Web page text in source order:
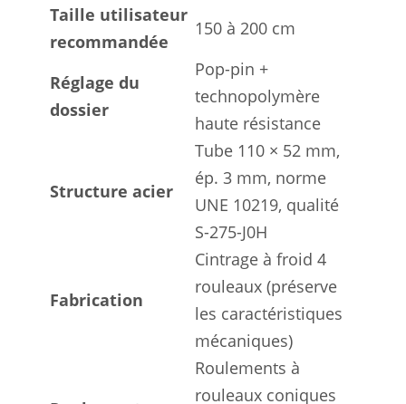
Taille utilisateur
recommandée
150 à 200 cm
Réglage du
dossier
Pop-pin +
technopolymère
haute résistance
Structure acier
Tube 110 × 52 mm,
ép. 3 mm, norme
UNE 10219, qualité
S-275-J0H
Fabrication
Cintrage à froid 4
rouleaux (préserve
les caractéristiques
mécaniques)
Roulements à
rouleaux coniques